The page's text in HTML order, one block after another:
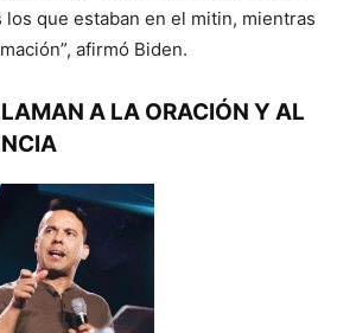
que estaban en el mitin, mientras
afirmó Biden.
A LA ORACIÓN Y AL